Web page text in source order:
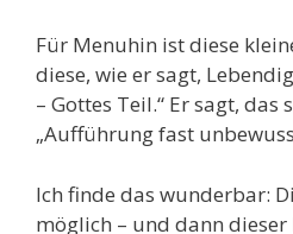
Für Menuhin ist diese
diese, wie er sagt,
– Gottes Teil.“ Er sagt, das
„Aufführung fast
Ich finde das wunderbar:
möglich – und dann